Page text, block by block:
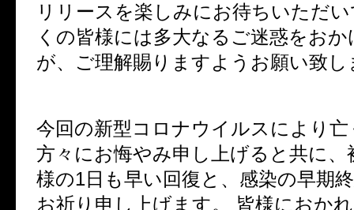
リリースを楽しみにお待ちいただ
くの皆様には多大なるご迷惑をお
が、ご理解賜りますようお願い致し
今回の新型コロナウイルスにより
方々にお悔やみ申し上げると共に、
様の1日も早い回復と、感染の早期
お祈り申し上げます。 皆様におか